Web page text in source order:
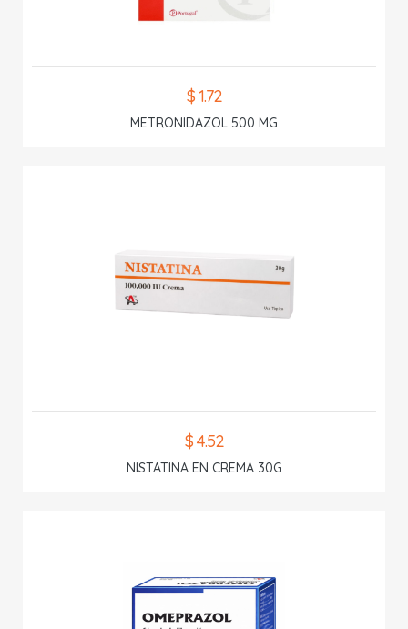
$ 1.72
METRONIDAZOL 500 MG
$ 4.52
NISTATINA EN CREMA 30G